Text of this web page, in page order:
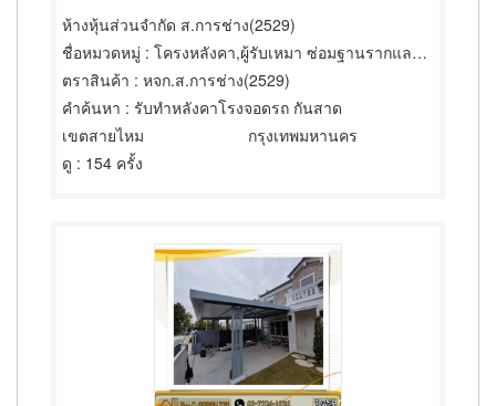
ห้างหุ้นส่วนจำกัด ส.การช่าง(2529)
ชื่อหมวดหมู่ : โครงหลังคา,ผู้รับเหมา ซ่อมฐานรากและโครงสร้างก่อสร้าง,ผู้ผลิตและออกแบบโครงสร้างเหล็ก
ตราสินค้า : หจก.ส.การช่าง(2529)
คำค้นหา : รับทำหลังคาโรงจอดรถ กันสาด
เขตสายไหม
กรุงเทพมหานคร
ดู : 154 ครั้ง